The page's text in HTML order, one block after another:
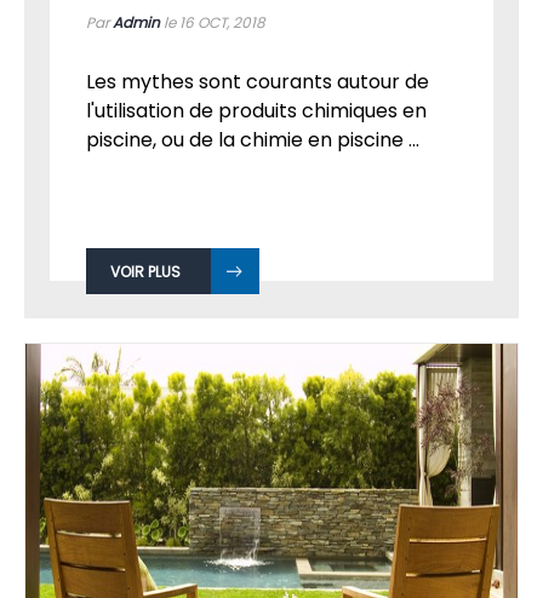
ParAdminle 16 OCT, 2018
Les mythes sont courants autour de
l'utilisation de produits chimiques en
piscine, ou de la chimie en piscine ...
VOIR PLUS